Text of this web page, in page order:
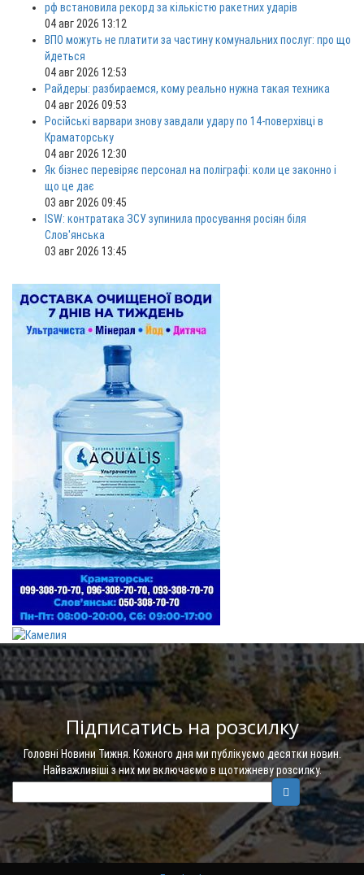
рф встановила рекорд за кількістю ракетних ударів
04 авг 2026 13:12
ВПО можуть не платити за частину комунальних послуг: про що
йдеться
04 авг 2026 12:53
Райдеры: разбираемся, кому реально нужна такая техника
04 авг 2026 09:53
Російські варвари знову завдали удару по 14-поверхівці в
Краматорську
04 авг 2026 12:30
Як бізнес перевіряє персонал на поліграфі: коли це законно і
що це дає
03 авг 2026 09:45
ISW: контратака ЗСУ зупинила просування росіян біля
Слов'янська
03 авг 2026 13:45
Підписатись на розсилку
Головні Новини Тижня. Кожного дня ми публікуємо десятки новин.
Найважливіші з них ми включаємо в щотижневу розсилку.